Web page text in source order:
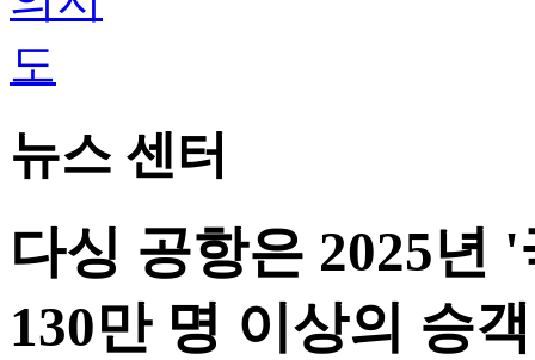
뉴스 센터
다싱 공항은 2025년
130만 명 이상의 승